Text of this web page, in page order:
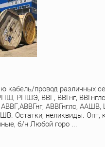
кабель/провод различных
РПШЭ, ВВГ, ВВГнг,
АВВГ,АВВГнг, АВВГнглс,
Остатки, неликвиды. Опт,
б/н Любой горо ...